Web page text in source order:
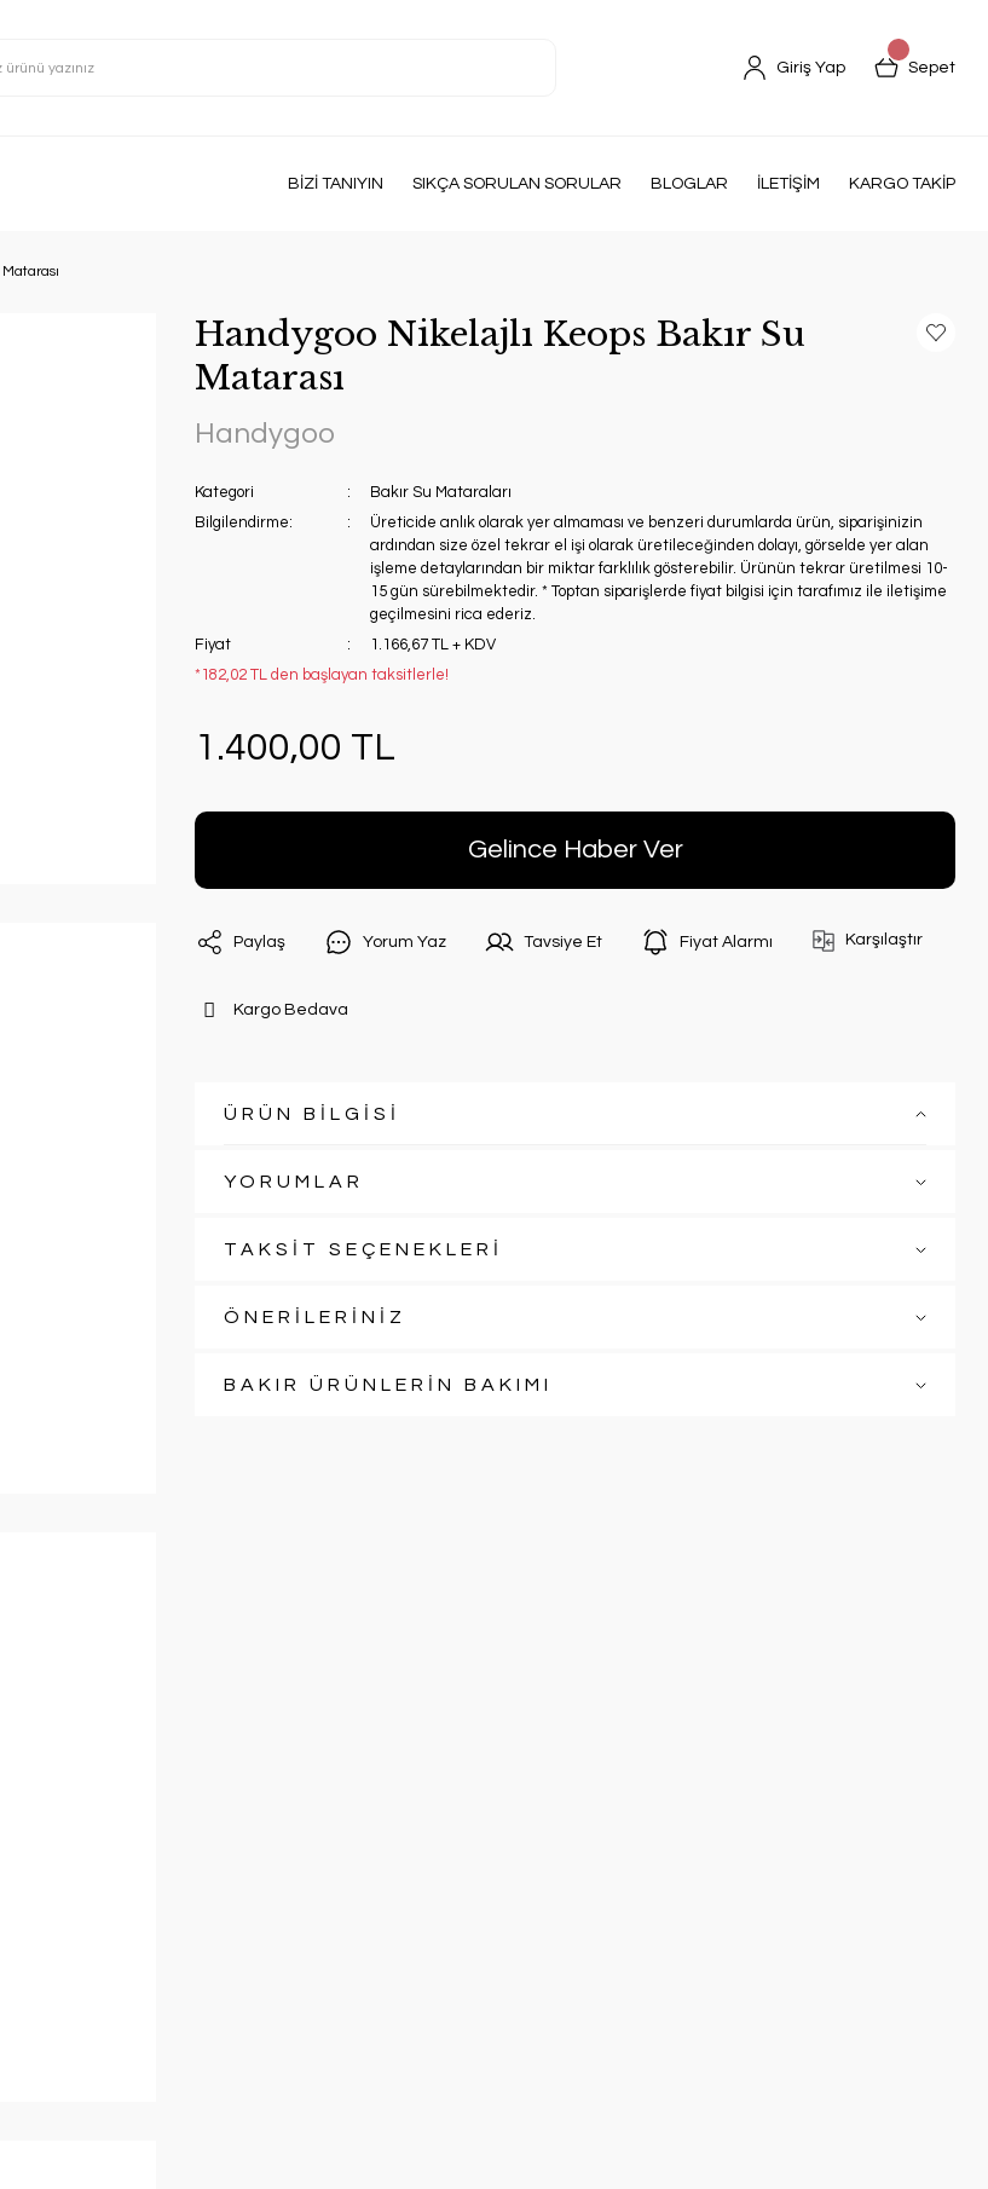
Giriş Yap Sepet
BİZİ TANIYIN SIKÇA SORULAN SORULAR BLOGLAR İLETİŞİM KARGO TAKİP
Handygoo Nikelajlı Keops Bakır Su
Matarası
Handygoo
Kategori
Bakır Su Mataraları
Bilgilendirme:
Üreticide anlık olarak yer almaması ve benzeri durumlarda ürün, siparişinizin
ardından size özel tekrar el işi olarak üretileceğinden dolayı, görselde yer alan
işleme detaylarından bir miktar farklılık gösterebilir. Ürünün tekrar üretilmesi 10-
15 gün sürebilmektedir. * Toptan siparişlerde fiyat bilgisi için tarafımız ile iletişime
geçilmesini rica ederiz.
Fiyat
1.166,67 TL + KDV
*182,02 TL den başlayan taksitlerle!
1.400,00 TL
Gelince Haber Ver
Paylaş Yorum Yaz Tavsiye Et Fiyat Alarmı Karşılaştır
Kargo Bedava
ÜRÜN BİLGİSİ
YORUMLAR
TAKSİT SEÇENEKLERİ
ÖNERİLERİNİZ
BAKIR ÜRÜNLERİN BAKIMI